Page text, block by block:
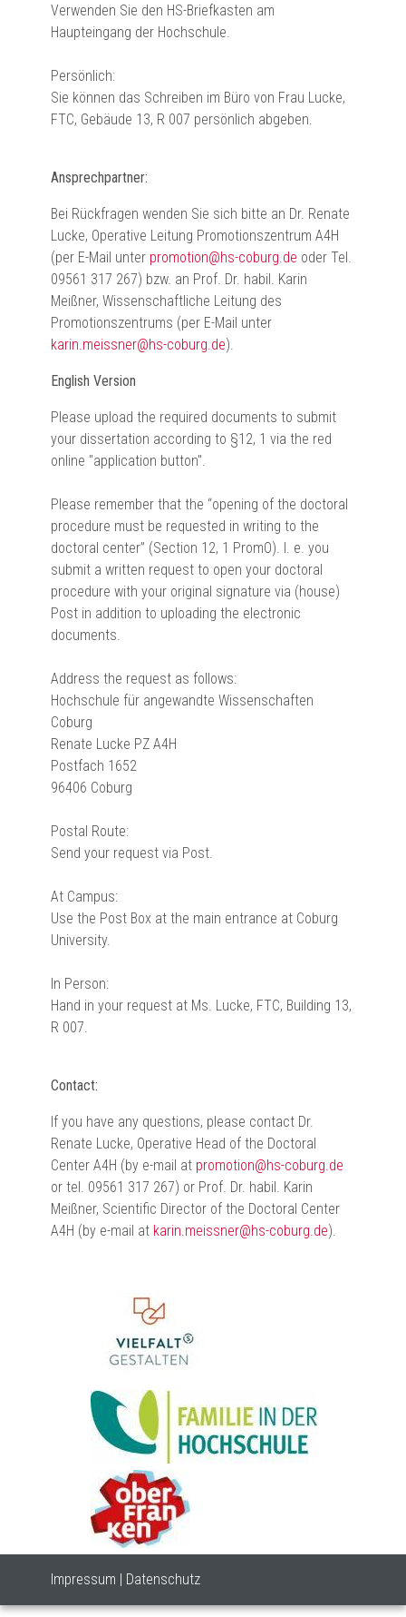
Verwenden Sie den HS-Briefkasten am
Haupteingang der Hochschule.
Persönlich:
Sie können das Schreiben im Büro von Frau Lucke,
FTC, Gebäude 13, R 007 persönlich abgeben.
Ansprechpartner:
Bei Rückfragen wenden Sie sich bitte an Dr. Renate
Lucke, Operative Leitung Promotionszentrum A4H
(per E-Mail unter promotion@hs-coburg.de oder Tel.
09561 317 267) bzw. an Prof. Dr. habil. Karin
Meißner, Wissenschaftliche Leitung des
Promotionszentrums (per E-Mail unter
karin.meissner@hs-coburg.de).
English Version
Please upload the required documents to submit
your dissertation according to §12, 1 via the red
online "application button".
Please remember that the “opening of the doctoral
procedure must be requested in writing to the
doctoral center” (Section 12, 1 PromO). I. e. you
submit a written request to open your doctoral
procedure with your original signature via (house)
Post in addition to uploading the electronic
documents.
Address the request as follows:
Hochschule für angewandte Wissenschaften
Coburg
Renate Lucke PZ A4H
Postfach 1652
96406 Coburg
Postal Route:
Send your request via Post.
At Campus:
Use the Post Box at the main entrance at Coburg
University.
In Person:
Hand in your request at Ms. Lucke, FTC, Building 13,
R 007.
Contact:
If you have any questions, please contact Dr.
Renate Lucke, Operative Head of the Doctoral
Center A4H (by e-mail at promotion@hs-coburg.de
or tel. 09561 317 267) or Prof. Dr. habil. Karin
Meißner, Scientific Director of the Doctoral Center
A4H (by e-mail at karin.meissner@hs-coburg.de).
Impressum | Datenschutz